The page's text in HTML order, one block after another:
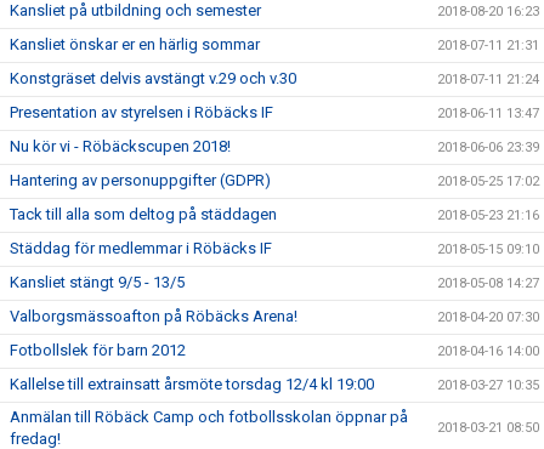
Kansliet på utbildning och semester 2018-08-20 16:23
Kansliet önskar er en härlig sommar 2018-07-11 21:31
Konstgräset delvis avstängt v.29 och v.30 2018-07-11 21:24
Presentation av styrelsen i Röbäcks IF 2018-06-11 13:47
Nu kör vi - Röbäckscupen 2018! 2018-06-06 23:39
Hantering av personuppgifter (GDPR) 2018-05-25 17:02
Tack till alla som deltog på städdagen 2018-05-23 21:16
Städdag för medlemmar i Röbäcks IF 2018-05-15 09:10
Kansliet stängt 9/5 - 13/5 2018-05-08 14:27
Valborgsmässoafton på Röbäcks Arena! 2018-04-20 07:30
Fotbollslek för barn 2012 2018-04-16 14:00
Kallelse till extrainsatt årsmöte torsdag 12/4 kl 19:00 2018-03-27 10:35
Anmälan till Röbäck Camp och fotbollsskolan öppnar på
fredag!
2018-03-21 08:50